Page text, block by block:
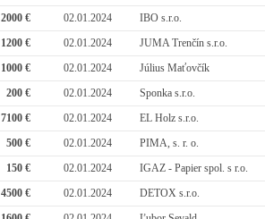
2000 € 02.01.2024
IBO s.r.o.
1200 € 02.01.2024
JUMA Trenčín s.r.o.
1000 € 02.01.2024
Július Maťovčík
200 € 02.01.2024
Sponka s.r.o.
7100 € 02.01.2024
EL Holz s.r.o.
500 € 02.01.2024
PIMA, s. r. o.
150 € 02.01.2024
IGAZ - Papier spol. s r.o.
4500 € 02.01.2024
DETOX s.r.o.